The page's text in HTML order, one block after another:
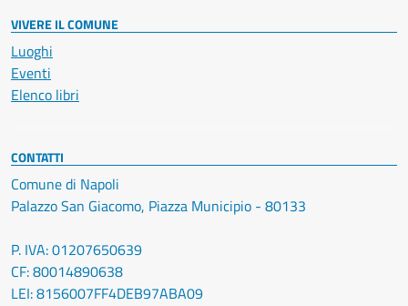
VIVERE IL COMUNE
Luoghi
Eventi
Elenco libri
CONTATTI
Comune di Napoli
Palazzo San Giacomo, Piazza Municipio - 80133
P. IVA: 01207650639
CF: 80014890638
LEI: 8156007FF4DEB97ABA09